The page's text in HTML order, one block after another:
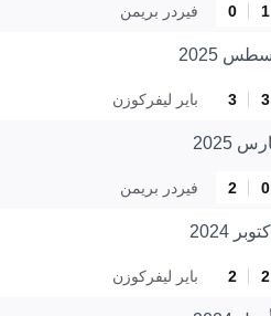
1
0 فيردر بريمن
3
3 باير ليفركوزن
0
2 فيردر بريمن
2
2 باير ليفركوزن